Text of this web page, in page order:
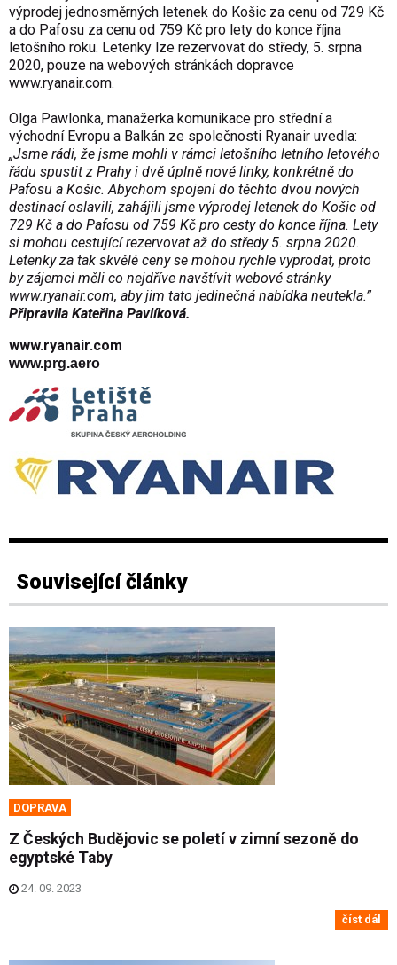
výprodej jednosměrných letenek do Košic za cenu od 729 Kč
a do Pafosu za cenu od 759 Kč pro lety do konce října
letošního roku. Letenky lze rezervovat do středy, 5. srpna
2020, pouze na webových stránkách dopravce
www.ryanair.com.
Olga Pawlonka, manažerka komunikace pro střední a
východní Evropu a Balkán ze společnosti Ryanair uvedla:
„Jsme rádi, že jsme mohli v rámci letošního letního letového
řádu spustit z Prahy i dvě úplně nové linky, konkrétně do
Pafosu a Košic. Abychom spojení do těchto dvou nových
destinací oslavili, zahájili jsme výprodej letenek do Košic od
729 Kč a do Pafosu od 759 Kč pro cesty do konce října. Lety
si mohou cestující rezervovat až do středy 5. srpna 2020.
Letenky za tak skvělé ceny se mohou rychle vyprodat, proto
by zájemci měli co nejdříve navštívit webové stránky
www.ryanair.com, aby jim tato jedinečná nabídka neutekla.”
Připravila Kateřina Pavlíková.
www.ryanair.com
www.prg.aero
Související články
DOPRAVA
Z Českých Budějovic se poletí v zimní sezoně do
egyptské Taby
24. 09. 2023
číst dál